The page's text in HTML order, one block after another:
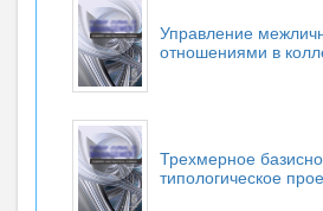
Управление
отношениями в
Трехмерное
типологическое